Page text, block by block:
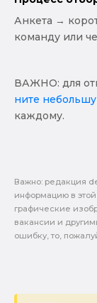
Анкета →
команду или
ВАЖНО: для
ните
каждому.
Важно: pедакция
информацию в этой
графические
вакансии и
ошибку, то,